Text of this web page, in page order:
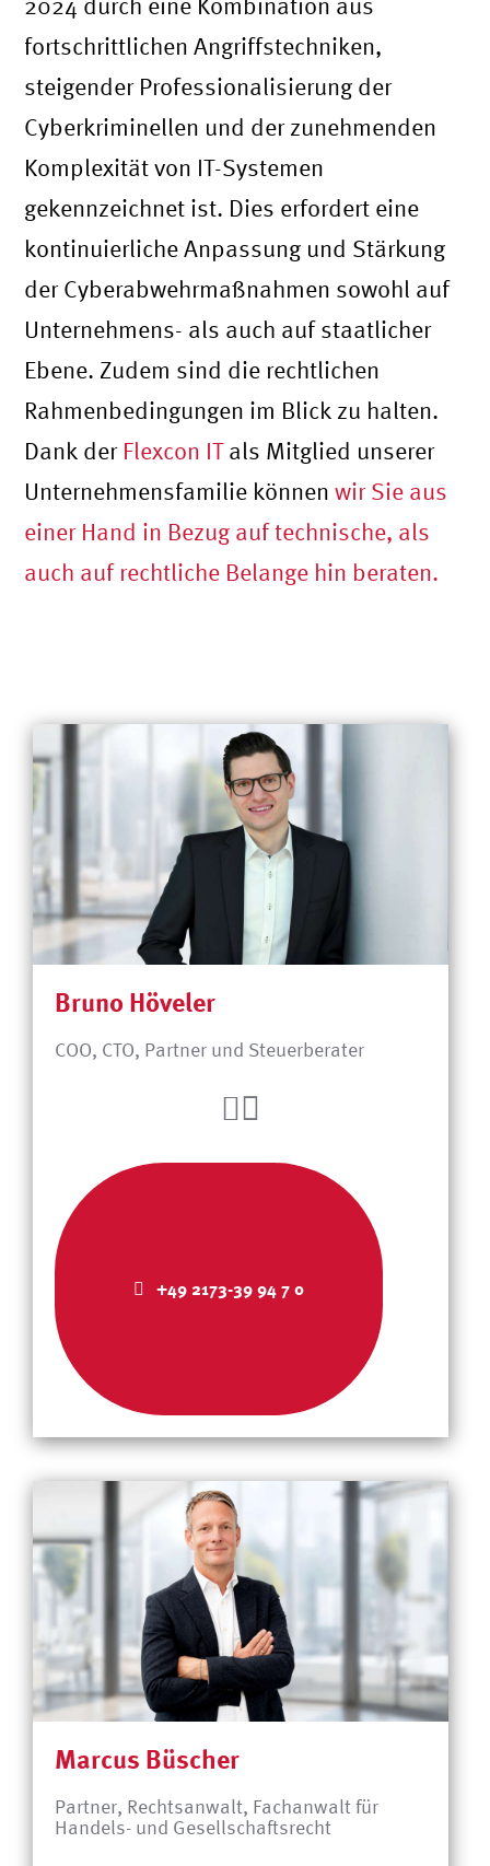
2024 durch eine Kombination aus
fortschrittlichen Angriffstechniken,
steigender Professionalisierung der
Cyberkriminellen und der zunehmenden
Komplexität von IT-Systemen
gekennzeichnet ist. Dies erfordert eine
kontinuierliche Anpassung und Stärkung
der Cyberabwehrmaßnahmen sowohl auf
Unternehmens- als auch auf staatlicher
Ebene. Zudem sind die rechtlichen
Rahmenbedingungen im Blick zu halten.
Dank der Flexcon ITals Mitglied unserer
Unternehmensfamilie könnenwir Sie aus
einer Hand in Bezug auf technische, als
auch auf rechtliche Belange hin beraten.
Bruno Höveler
COO, CTO, Partner und Steuerberater
+49 2173-39 94 7 0
Marcus Büscher
Partner, Rechtsanwalt, Fachanwalt für
Handels- und Gesellschaftsrecht